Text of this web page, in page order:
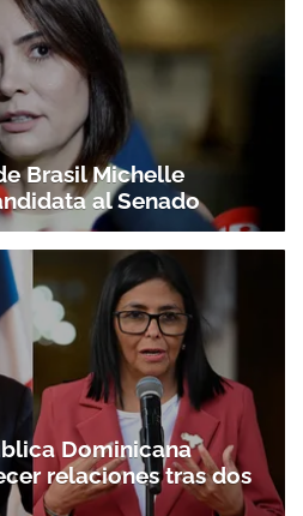
Brasil Michelle
al Senado
Dominicana
relaciones tras dos